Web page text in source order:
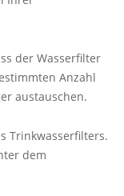
der Wasserfilter
Anzahl
austauschen.
Trinkwasserfilters.
dem